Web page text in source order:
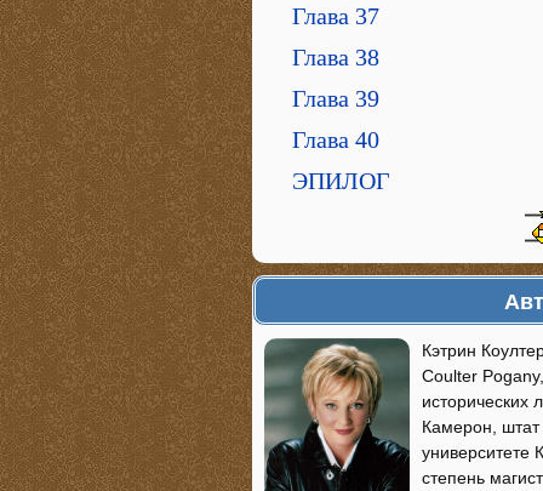
Глава 37
Глава 38
Глава 39
Глава 40
ЭПИЛОГ
Кэтрин
Coulter
исторических
Камерон, штат
университете
степень